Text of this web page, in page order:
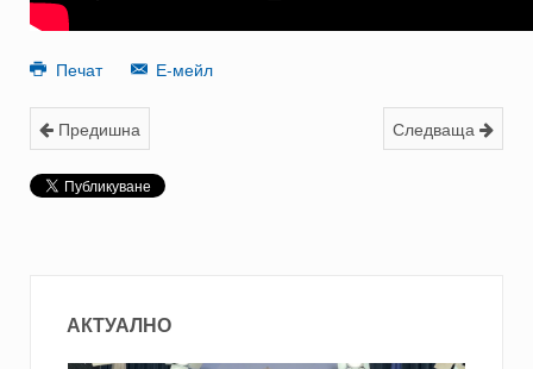
Печат Е-мейл
Предишна Следваща
АКТУАЛНО